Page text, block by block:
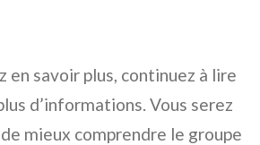
en savoir plus, continuez à lire
d’informations. Vous serez
mieux comprendre le groupe